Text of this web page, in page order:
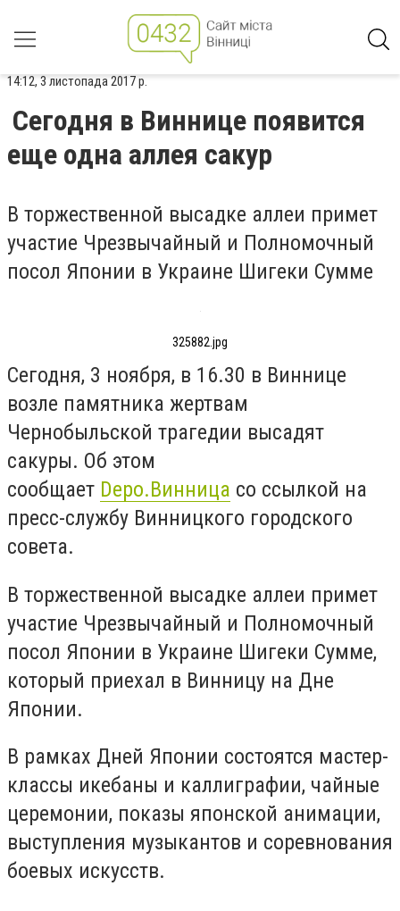
14:12, 3 листопада 2017 р.
Сегодня в Виннице появится
еще одна аллея сакур
В торжественной высадке аллеи примет
участие Чрезвычайный и Полномочный
посол Японии в Украине Шигеки Сумме
325882.jpg
Сегодня, 3 ноября, в 16.30 в Виннице
возле памятника жертвам
Чернобыльской трагедии высадят
сакуры. Об этом
сообщает Depo.Винница со ссылкой на
пресс-службу Винницкого городского
совета.
В торжественной высадке аллеи примет
участие Чрезвычайный и Полномочный
посол Японии в Украине Шигеки Сумме,
который приехал в Винницу на Дне
Японии.
В рамках Дней Японии состоятся мастер-
классы икебаны и каллиграфии, чайные
церемонии, показы японской анимации,
выступления музыкантов и соревнования
боевых искусств.